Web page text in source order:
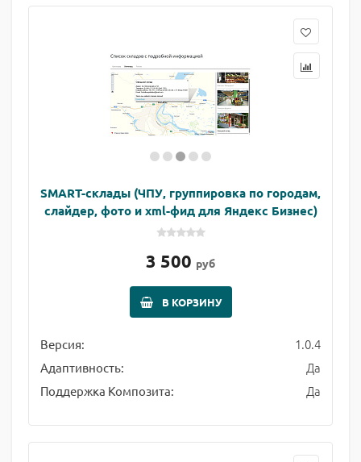
SMART-склады (ЧПУ, группировка по городам,
слайдер, фото и xml-фид для Яндекс Бизнес)
3 500 руб
В КОРЗИНУ
Версия: 1.0.4
Адаптивность: Да
Поддержка Композита: Да